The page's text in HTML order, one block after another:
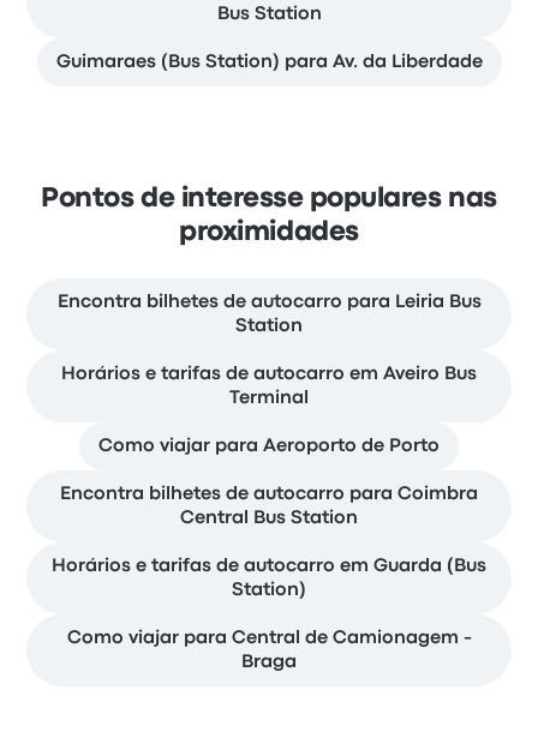
Bus Station
Guimaraes (Bus Station) para Av. da Liberdade
Pontos de interesse populares nas
proximidades
Encontra bilhetes de autocarro para Leiria Bus
Station
Horários e tarifas de autocarro em Aveiro Bus
Terminal
Como viajar para Aeroporto de Porto
Encontra bilhetes de autocarro para Coimbra
Central Bus Station
Horários e tarifas de autocarro em Guarda (Bus
Station)
Como viajar para Central de Camionagem -
Braga